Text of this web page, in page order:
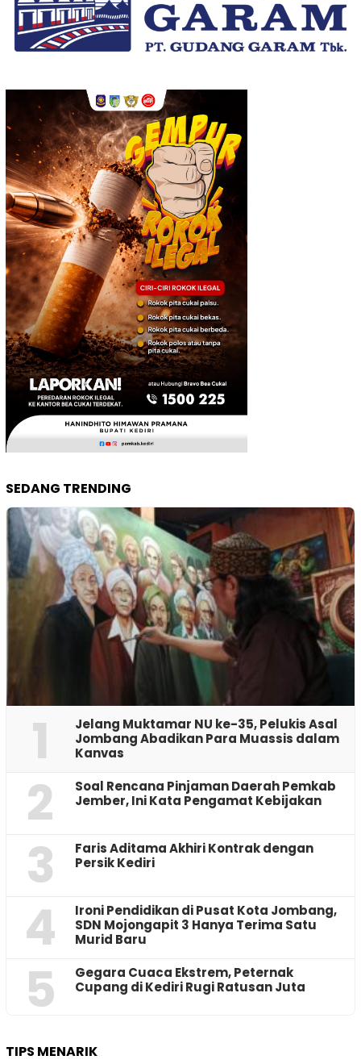
SEDANG TRENDING
1
Jelang Muktamar NU ke-35, Pelukis Asal
Jombang Abadikan Para Muassis dalam
Kanvas
2
‎Soal Rencana Pinjaman Daerah Pemkab
Jember, Ini Kata Pengamat Kebijakan ‎
3
Faris Aditama Akhiri Kontrak dengan
Persik Kediri
4
Ironi Pendidikan di Pusat Kota Jombang,
SDN Mojongapit 3 Hanya Terima Satu
Murid Baru
5
‎Gegara Cuaca Ekstrem, Peternak
Cupang di Kediri Rugi Ratusan Juta
TIPS MENARIK